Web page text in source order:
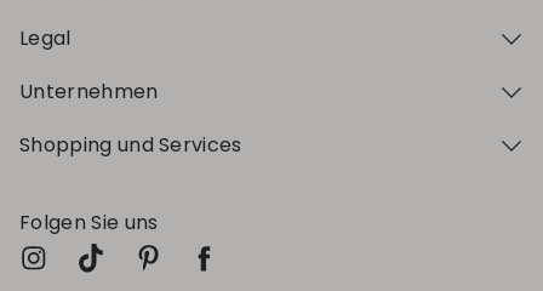
Legal
Unternehmen
Shopping und Services
Folgen Sie uns